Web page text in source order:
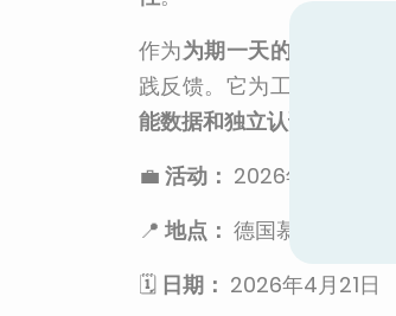
作为为期一天的技术盛会
践反馈。它为工程师、设
能数据和独立认证
如何助
💼 活动： 2026年制冷研讨
📍 地点： 德国慕尼黑宝马
🗓️ 日期： 2026年4月21日